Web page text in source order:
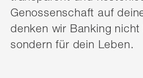
Genossenschaft auf
denken wir Banking nicht
sondern für dein Leben.